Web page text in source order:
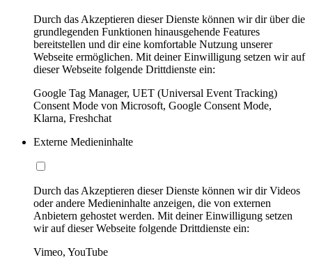
Durch das Akzeptieren dieser Dienste können wir dir über die
grundlegenden Funktionen hinausgehende Features
bereitstellen und dir eine komfortable Nutzung unserer
Webseite ermöglichen. Mit deiner Einwilligung setzen wir auf
dieser Webseite folgende Drittdienste ein:
Google Tag Manager, UET (Universal Event Tracking)
Consent Mode von Microsoft, Google Consent Mode,
Klarna, Freshchat
Externe Medieninhalte
Durch das Akzeptieren dieser Dienste können wir dir Videos
oder andere Medieninhalte anzeigen, die von externen
Anbietern gehostet werden. Mit deiner Einwilligung setzen
wir auf dieser Webseite folgende Drittdienste ein:
Vimeo, YouTube